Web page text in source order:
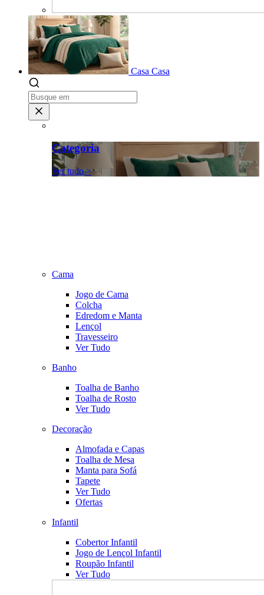
Casa Casa
Categoria
Ver tudo >
Cama
Jogo de Cama
Colcha
Edredom e Manta
Lençol
Travesseiro
Ver Tudo
Banho
Toalha de Banho
Toalha de Rosto
Ver Tudo
Decoração
Almofada e Capas
Toalha de Mesa
Manta para Sofá
Tapete
Ver Tudo
Ofertas
Infantil
Cobertor Infantil
Jogo de Lençol Infantil
Roupão Infantil
Ver Tudo